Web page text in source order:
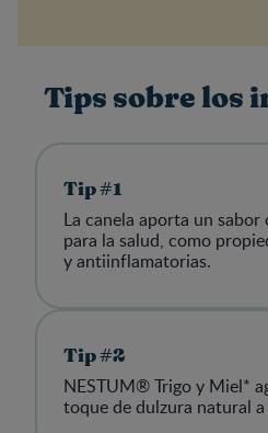
Tips sobre los
Tip #1
La canela aporta un
para la salud, como
y antiinflamatorias.
Tip #2
NESTUM® Trigo y Miel*
toque de dulzura natural